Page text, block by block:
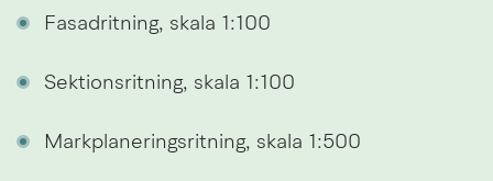
Fasadritning, skala 1:100
Sektionsritning, skala 1:100
Markplaneringsritning, skala 1:500